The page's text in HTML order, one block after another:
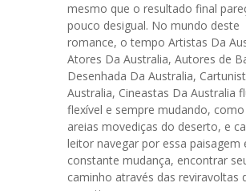
mesmo que o resultado final
pouco desigual. No mundo deste
romance, o tempo Artistas Da
Atores Da Australia, Autores de
Desenhada Da Australia,
Australia, Cineastas Da Australia
flexível e sempre mudando, como
areias movediças do deserto, e
leitor navegar por essa paisagem
constante mudança, encontrar
caminho através das reviravoltas